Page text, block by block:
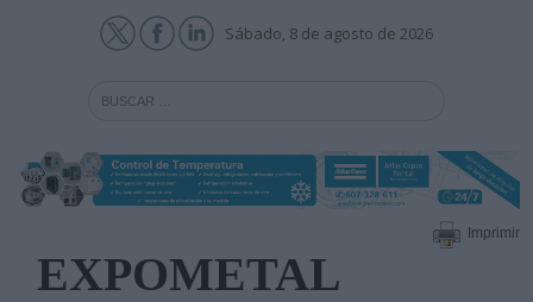
Sábado, 8 de agosto de 2026
Imprimir
EXPOMETAL